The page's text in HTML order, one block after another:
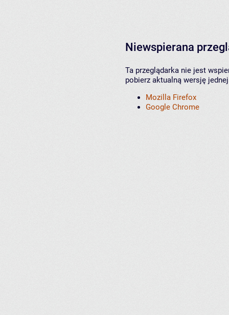
Niewspierana
Ta przeglądarka nie jest
pobierz aktualną wersję
Mozilla Firefox
Google Chrome